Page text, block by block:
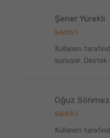
üzerinden
oy aldı
Şener Yürekli
Kullanım
sunuyor. Destek
üzerinden
Oğuz Sönmez
Kullanım